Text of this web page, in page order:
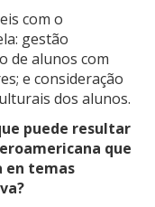
com o
gestão
de alunos com
e consideração
dos alunos.
puede resultar
que
en temas